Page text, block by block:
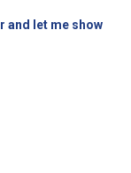
and let me show